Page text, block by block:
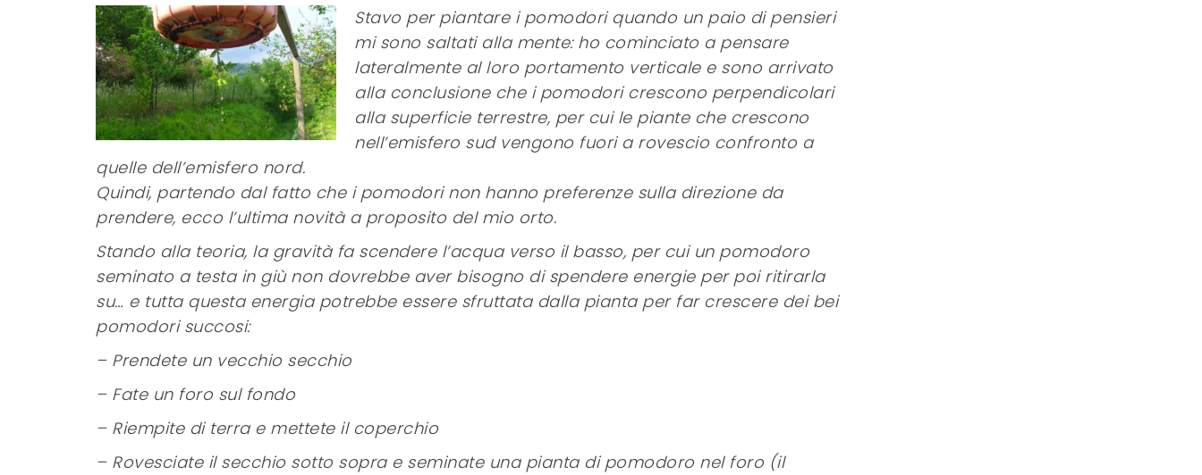
Stavo per piantare i pomodori quando un paio di pensieri
mi sono saltati alla mente: ho cominciato a pensare
lateralmente al loro portamento verticale e sono arrivato
alla conclusione che i pomodori crescono perpendicolari
alla superficie terrestre, per cui le piante che crescono
nell’emisfero sud vengono fuori a rovescio confronto a
quelle dell’emisfero nord.
Quindi, partendo dal fatto che i pomodori non hanno preferenze sulla direzione da
prendere, ecco l’ultima novità a proposito del mio orto.
Stando alla teoria, la gravità fa scendere l’acqua verso il basso, per cui un pomodoro
seminato a testa in giù non dovrebbe aver bisogno di spendere energie per poi ritirarla
su… e tutta questa energia potrebbe essere sfruttata dalla pianta per far crescere dei bei
pomodori succosi:
– Prendete un vecchio secchio
– Fate un foro sul fondo
– Riempite di terra e mettete il coperchio
– Rovesciate il secchio sotto sopra e seminate una pianta di pomodoro nel foro (il